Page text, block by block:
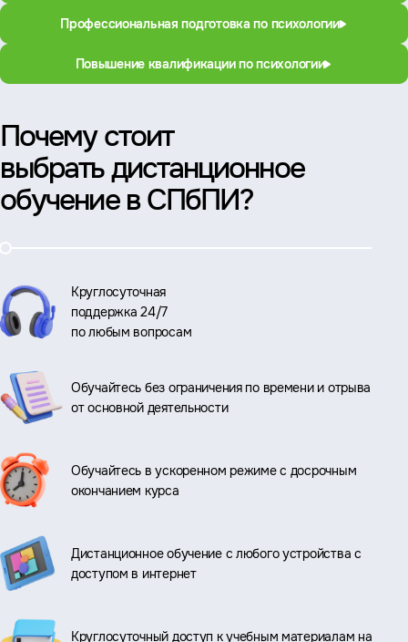
Профессиональная подготовка по психологии
Повышение квалификации по психологии
Почему стоит
выбрать дистанционное
обучение в СПбПИ?
Круглосуточная
поддержка 24/7
по любым вопросам
Обучайтесь без ограничения по времени и отрыва
от основной деятельности
Обучайтесь в ускоренном режиме с досрочным
окончанием курса
Дистанционное обучение с любого устройства с
доступом в интернет
Круглосуточный доступ к учебным материалам на